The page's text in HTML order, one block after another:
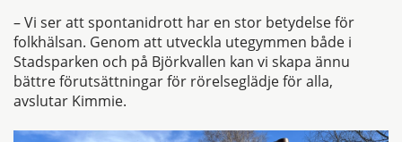
– Vi ser att spontanidrott har en stor betydelse för
folkhälsan. Genom att utveckla utegymmen både i
Stadsparken och på Björkvallen kan vi skapa ännu
bättre förutsättningar för rörelseglädje för alla,
avslutar Kimmie.